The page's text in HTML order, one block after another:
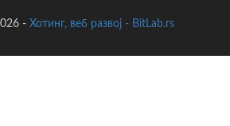
- Хотинг, веб развој - BitLab.rs